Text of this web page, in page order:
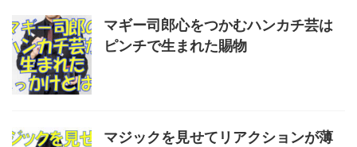
マギー司郎心をつかむハンカチ芸は
ピンチで生まれた賜物
マジックを見せてリアクションが薄